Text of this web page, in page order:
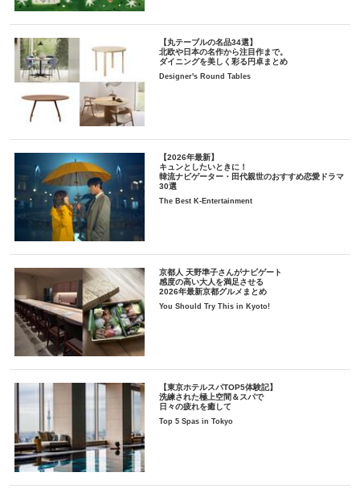
【丸テーブルの名品34選】
北欧や日本の名作から注目作まで。
ダイニングを美しく彩る円卓まとめ
Designer's Round Tables
【2026年最新】
キュンとしたいときに！
韓流ナビゲーター・田代親世のおすすめ恋愛ドラマ
30選
The Best K-Entertainment
京都人 天野準子さんがナビゲート
感度の高い大人を満足させる
2026年最新京都グルメまとめ
You Should Try This in Kyoto!
【東京ホテルスパTOP5体験記】
洗練された極上空間＆スパで
日々の疲れを癒して
Top 5 Spas in Tokyo